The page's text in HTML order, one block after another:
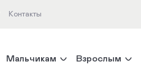
Контакты
Мальчикам Взрослым